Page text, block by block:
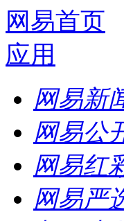
网易首页
应用
网易新
网易公
网易红
网易严